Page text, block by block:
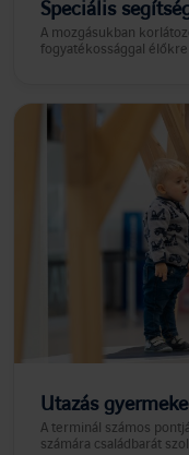
Speciális
A mozgásukban
fogyatékossággal
Utazás
A terminál számos
számára családbarát